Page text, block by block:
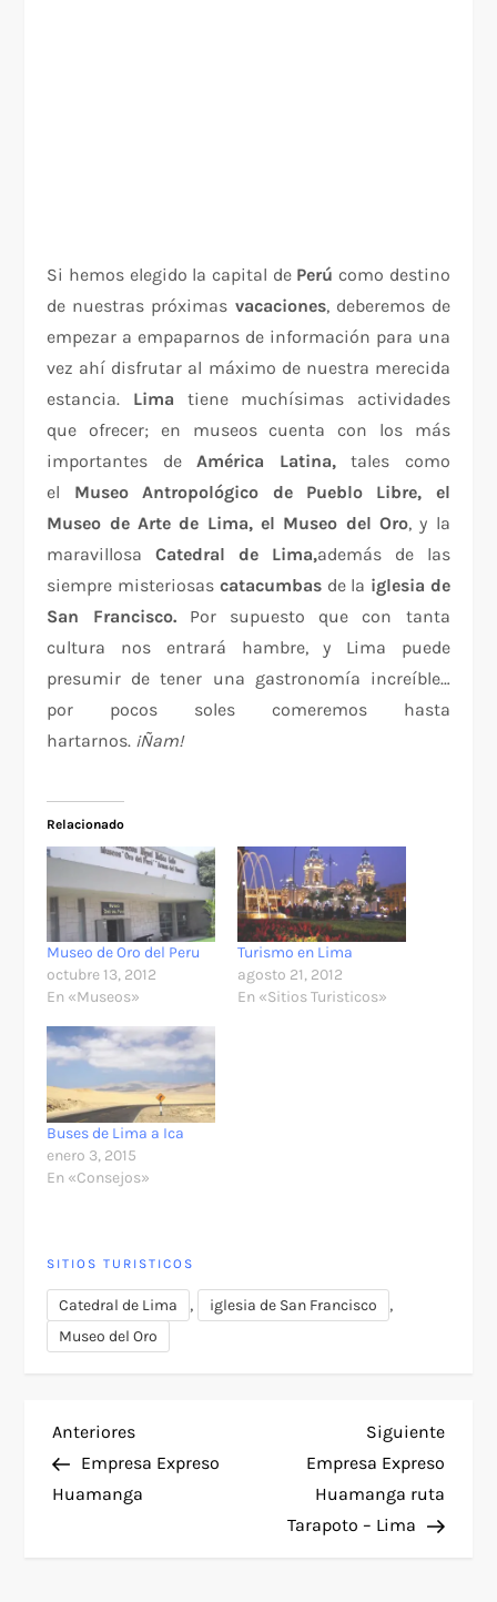
Si hemos elegido la capital de Perú como destino
de nuestras próximas vacaciones, deberemos de
empezar a empaparnos de información para una
vez ahí disfrutar al máximo de nuestra merecida
estancia. Lima
tiene muchísimas actividades
que ofrecer; en museos cuenta con los más
importantes de América Latina,
tales como
el Museo Antropológico de Pueblo Libre, el
Museo de Arte de Lima, el Museo del Oro, y la
maravillosaCatedral de Lima,además de las
siempre misteriosas catacumbasde la iglesia de
San Francisco.
Por supuesto que con tanta
cultura nos entrará hambre, y Lima puede
presumir de tener una gastronomía increíble…
por pocos soles comeremos hasta
hartarnos. ¡Ñam!
Relacionado
Museo de Oro del Peru
octubre 13, 2012
En «Museos»
Turismo en Lima
agosto 21, 2012
En «Sitios Turisticos»
Buses de Lima a Ica
enero 3, 2015
En «Consejos»
SITIOS TURISTICOS
Catedral de Lima , iglesia de San Francisco ,
Museo del Oro
N
a
Entrada
anterior
Anteriores
Empresa Expreso
Huamanga
Siguiente
Empresa Expreso
Huamanga ruta
Tarapoto – Lima